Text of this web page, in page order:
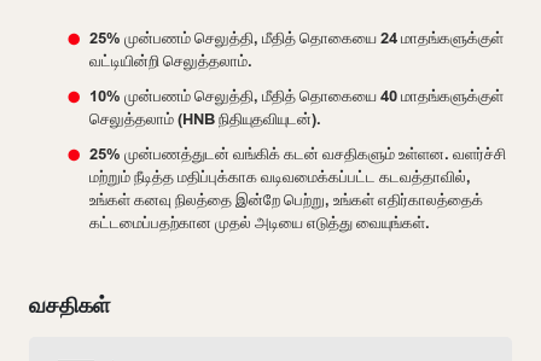
25% முன்பணம் செலுத்தி, மீதித் தொகையை 24 மாதங்களுக்குள்
வட்டியின்றி செலுத்தலாம்.
10% முன்பணம் செலுத்தி, மீதித் தொகையை 40 மாதங்களுக்குள்
செலுத்தலாம் (HNB நிதியுதவியுடன்).
25% முன்பணத்துடன் வங்கிக் கடன் வசதிகளும் உள்ளன. வளர்ச்சி
மற்றும் நீடித்த மதிப்புக்காக வடிவமைக்கப்பட்ட கடவத்தாவில்,
உங்கள் கனவு நிலத்தை இன்றே பெற்று, உங்கள் எதிர்காலத்தைக்
கட்டமைப்பதற்கான முதல் அடியை எடுத்து வையுங்கள்.
வசதிகள்